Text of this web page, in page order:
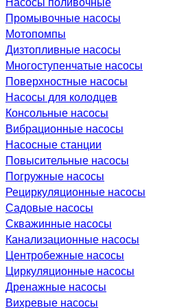
Промывочные насосы
Мотопомпы
Дизтопливные насосы
Многоступенчатые насосы
Поверхностные насосы
Насосы для колодцев
Консольные насосы
Вибрационные насосы
Насосные станции
Повысительные насосы
Погружные насосы
Рециркуляционные насосы
Садовые насосы
Скважинные насосы
Канализационные насосы
Центробежные насосы
Циркуляционные насосы
Дренажные насосы
Вихревые насосы